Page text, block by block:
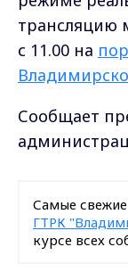
трансляцию
с 11.00 на
Сообщает
Самые свежие
ГТРК
курсе всех